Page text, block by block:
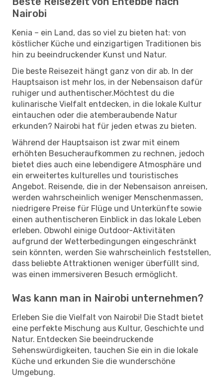
Nairobi
Kenia – ein Land, das so viel zu bieten hat: von
köstlicher Küche und einzigartigen Traditionen bis
hin zu beeindruckender Kunst und Natur.
Die beste Reisezeit hängt ganz von dir ab. In der
Hauptsaison ist mehr los, in der Nebensaison dafür
ruhiger und authentischer.Möchtest du die
kulinarische Vielfalt entdecken, in die lokale Kultur
eintauchen oder die atemberaubende Natur
erkunden? Nairobi hat für jeden etwas zu bieten.
Während der Hauptsaison ist zwar mit einem
erhöhten Besucheraufkommen zu rechnen, jedoch
bietet dies auch eine lebendigere Atmosphäre und
ein erweitertes kulturelles und touristisches
Angebot. Reisende, die in der Nebensaison anreisen,
werden wahrscheinlich weniger Menschenmassen,
niedrigere Preise für Flüge und Unterkünfte sowie
einen authentischeren Einblick in das lokale Leben
erleben. Obwohl einige Outdoor-Aktivitäten
aufgrund der Wetterbedingungen eingeschränkt
sein könnten, werden Sie wahrscheinlich feststellen,
dass beliebte Attraktionen weniger überfüllt sind,
was einen immersiveren Besuch ermöglicht.
Was kann man in Nairobi unternehmen?
Erleben Sie die Vielfalt von Nairobi! Die Stadt bietet
eine perfekte Mischung aus Kultur, Geschichte und
Natur. Entdecken Sie beeindruckende
Sehenswürdigkeiten, tauchen Sie ein in die lokale
Küche und erkunden Sie die wunderschöne
Umgebung.